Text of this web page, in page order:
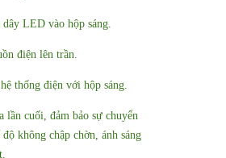
LED vào hộp sáng.
điện lên trần.
thống điện với hộp sáng.
lần cuối, đảm bảo sự chuyển
không chập chờn, ánh sáng